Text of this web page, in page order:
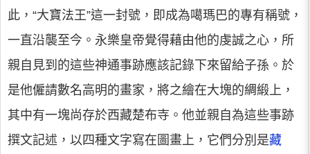
此，“大寶法王”這一封號，即成為噶瑪巴的專有稱號，
一直沿襲至今。永樂皇帝覺得藉由他的虔誠之心，所
親自見到的這些神通事跡應該記錄下來留給子孫。於
是他僱請數名高明的畫家，將之繪在大塊的綢緞上，
其中有一塊尚存於西藏楚布寺。他並親自為這些事跡
撰文記述，以四種文字寫在圖畫上，它們分別是藏